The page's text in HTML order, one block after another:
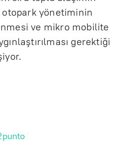
yönetiminin
ve mikro mobilite
gerektiği